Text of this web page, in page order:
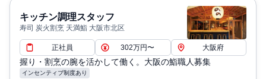
キッチン調理スタッフ
寿司 炭火割烹 天満鮨 大阪市北区
正社員 302万円〜 大阪府
握り・割烹の腕を活かして働く。大阪の鮨職人募集
インセンティブ制度あり